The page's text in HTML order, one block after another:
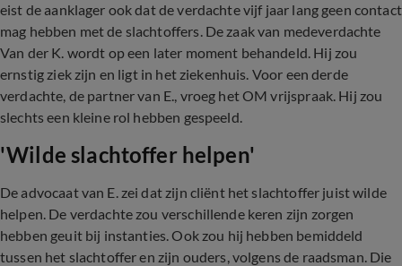
eist de aanklager ook dat de verdachte vijf jaar lang geen contact
mag hebben met de slachtoffers. De zaak van medeverdachte
Van der K. wordt op een later moment behandeld. Hij zou
ernstig ziek zijn en ligt in het ziekenhuis. Voor een derde
verdachte, de partner van E., vroeg het OM vrijspraak. Hij zou
slechts een kleine rol hebben gespeeld.
'Wilde slachtoffer helpen'
De advocaat van E. zei dat zijn cliënt het slachtoffer juist wilde
helpen. De verdachte zou verschillende keren zijn zorgen
hebben geuit bij instanties. Ook zou hij hebben bemiddeld
tussen het slachtoffer en zijn ouders, volgens de raadsman. Die